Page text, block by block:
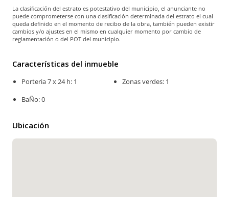
La clasificación del estrato es potestativo del municipio, el anunciante no
puede comprometerse con una clasificación determinada del estrato el cual
queda definido en el momento de recibo de la obra, también pueden existir
cambios y/o ajustes en el mismo en cualquier momento por cambio de
reglamentación o del POT del municipio.
Características del inmueble
Porteria 7 x 24 h: 1
BaÑo: 0
Zonas verdes: 1
Ubicación